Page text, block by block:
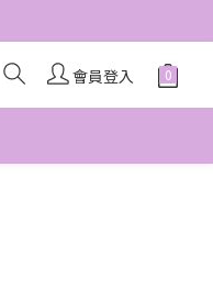
會員登入